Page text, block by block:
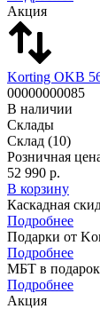
Акция
Korting OKB
00000000085
В наличии
Склады
Склад (10)
Розничная
52 990 р.
В корзину
Каскадная
Подробнее
Подарки от
Подробнее
МБТ в
Подробнее
Акция